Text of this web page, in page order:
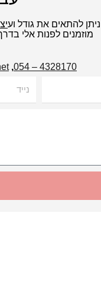
ניתן להתאים את גודל
מוזמנים לפנות אלי
4328170 – 054
,